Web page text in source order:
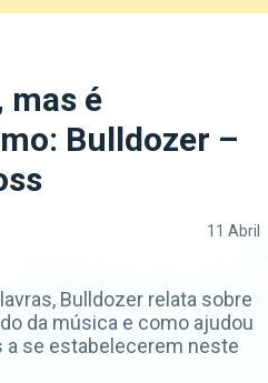
mas é
Bulldozer –
11 Abril
Bulldozer relata sobre
da música e como ajudou
se estabelecerem neste